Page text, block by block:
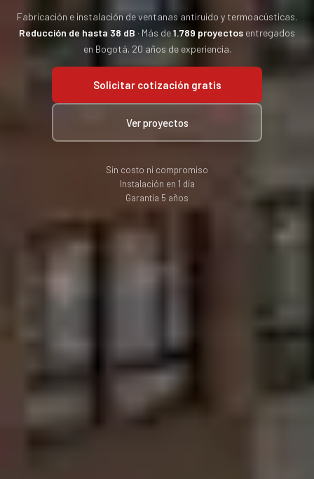
Fabricación e instalación de ventanas antiruido y termoacústicas.
Reducción de hasta 38 dB · Más de1.789 proyectos entregados
en Bogotá. 20 años de experiencia.
Solicitar cotización gratis
Ver proyectos
Sin costo ni compromiso
Instalación en 1 día
Garantía 5 años